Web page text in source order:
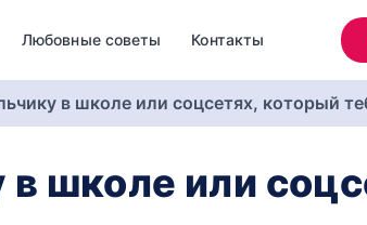
Любовные советы Контакты
в школе или соцсетях, который
школе или